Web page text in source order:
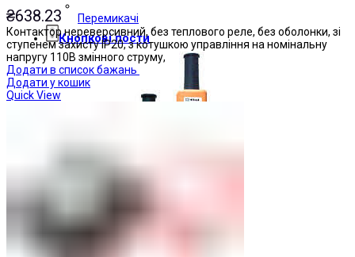
Перемикачі
Кнопкові пости
₴638.23
Контактор нереверсивний, без теплового реле, без оболонки, зі
ступенем захисту IP20, з котушкою управління на номінальну
напругу 110В змінного струму,
Додати в список бажань
Додати у кошик
Quick View